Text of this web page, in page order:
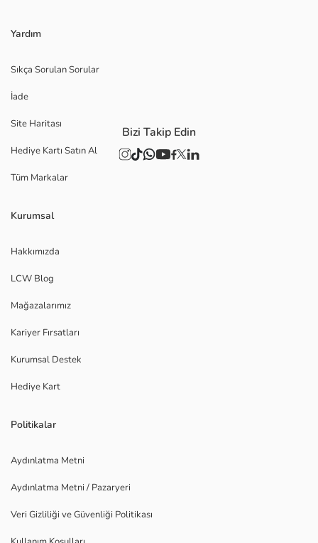
Yardım
Sıkça Sorulan Sorular
İade
Site Haritası
Hediye Kartı Satın Al
Tüm Markalar
Kurumsal
Hakkımızda
LCW Blog
Mağazalarımız
Kariyer Fırsatları
Kurumsal Destek
Hediye Kart
Politikalar
Aydınlatma Metni
Aydınlatma Metni / Pazaryeri
Veri Gizliliği ve Güvenliği Politikası
Bizi Takip Edin